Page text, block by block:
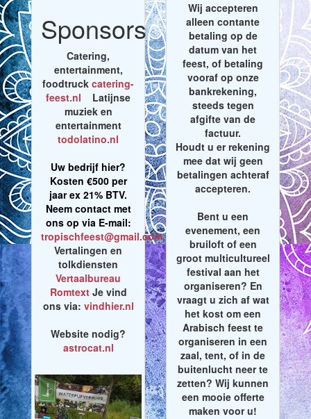
Sponsors
Catering,
entertainment,
foodtruck catering-
feest.nl Latijnse
muziek en
entertainment
todolatino.nl
Uw bedrijf hier?
Kosten €500 per
jaar ex 21% BTV.
Neem contact met
ons op via E-mail:
tropischfeest@gmail.com
Vertalingen en
tolkdiensten
Vertaalbureau
RomtextJe vind
ons via: vindhier.nl
Website nodig?
astrocat.nl
Wij accepteren
alleen contante
betaling op de
datum van het
feest, of betaling
vooraf op onze
bankrekening,
steeds tegen
afgifte van de
factuur.
Houdt u er rekening
mee dat wij geen
betalingen achteraf
accepteren.
Bent u een
evenement, een
bruiloft of een
groot multicultureel
festival aan het
organiseren? En
vraagt u zich af wat
het kost om een
Arabisch feest te
organiseren in een
zaal, tent, of in de
buitenlucht neer te
zetten? Wij kunnen
een mooie offerte
maken voor u!